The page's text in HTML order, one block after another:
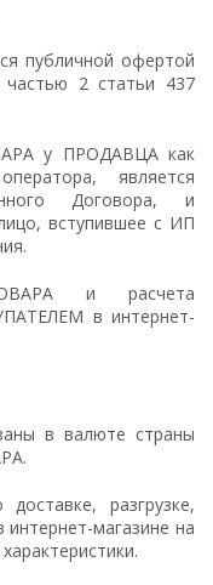
публичной офертой
2 статьи 437
у ПРОДАВЦА как
является
Договора, и
вступившее с ИП
и расчета
в интернет-
в валюте страны
разгрузке,
магазине на